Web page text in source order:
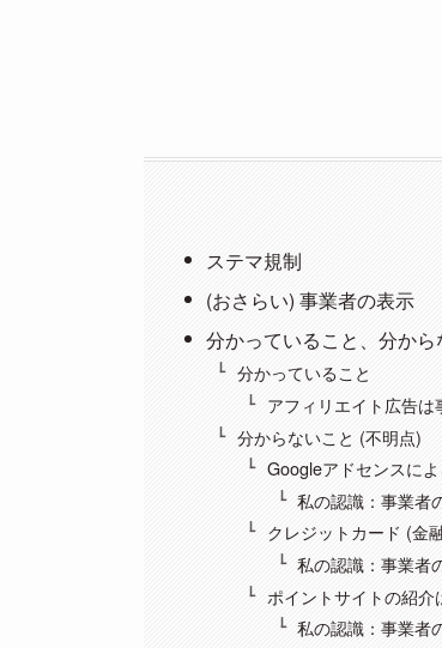
ステマ規制
(おさらい) 事業者の表示
分かっていること、分から
分かっていること
アフィリエイト広告は
分からないこと (不明点)
Googleアドセンスに
私の認識：事業者
クレジットカード (金
私の認識：事業者
ポイントサイトの紹介
私の認識：事業者